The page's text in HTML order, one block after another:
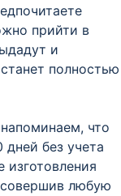
прийти в
и
полностью
что
дней без учета
любую